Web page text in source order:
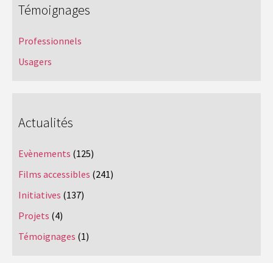
Témoignages
Professionnels
Usagers
Actualités
Evènements (125)
Films accessibles (241)
Initiatives (137)
Projets (4)
Témoignages (1)